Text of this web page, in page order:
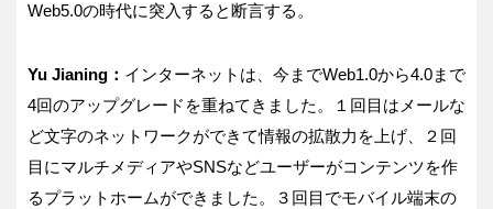
Web5.0の時代に突入すると断言する。
Yu Jianing： インターネットは、今までWeb1.0から4.0まで
4回のアップグレードを重ねてきました。１回目はメールな
ど文字のネットワークができて情報の拡散力を上げ、２回
目にマルチメディアやSNSなどユーザーがコンテンツを作
るプラットホームができました。３回目でモバイル端末の